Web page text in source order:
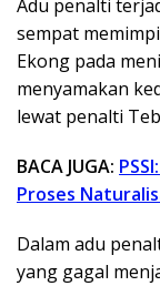
Adu penalti
sempat
Ekong pada
menyamakan
lewat penalti
BACA JUGA:
Proses
Dalam adu
yang gagal